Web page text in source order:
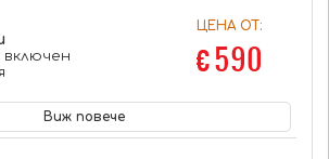
включен
ЦЕНА ОТ:
€ 590
Виж повече